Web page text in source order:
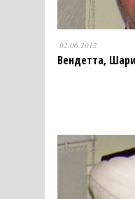
02.06.2012
Вендетта,